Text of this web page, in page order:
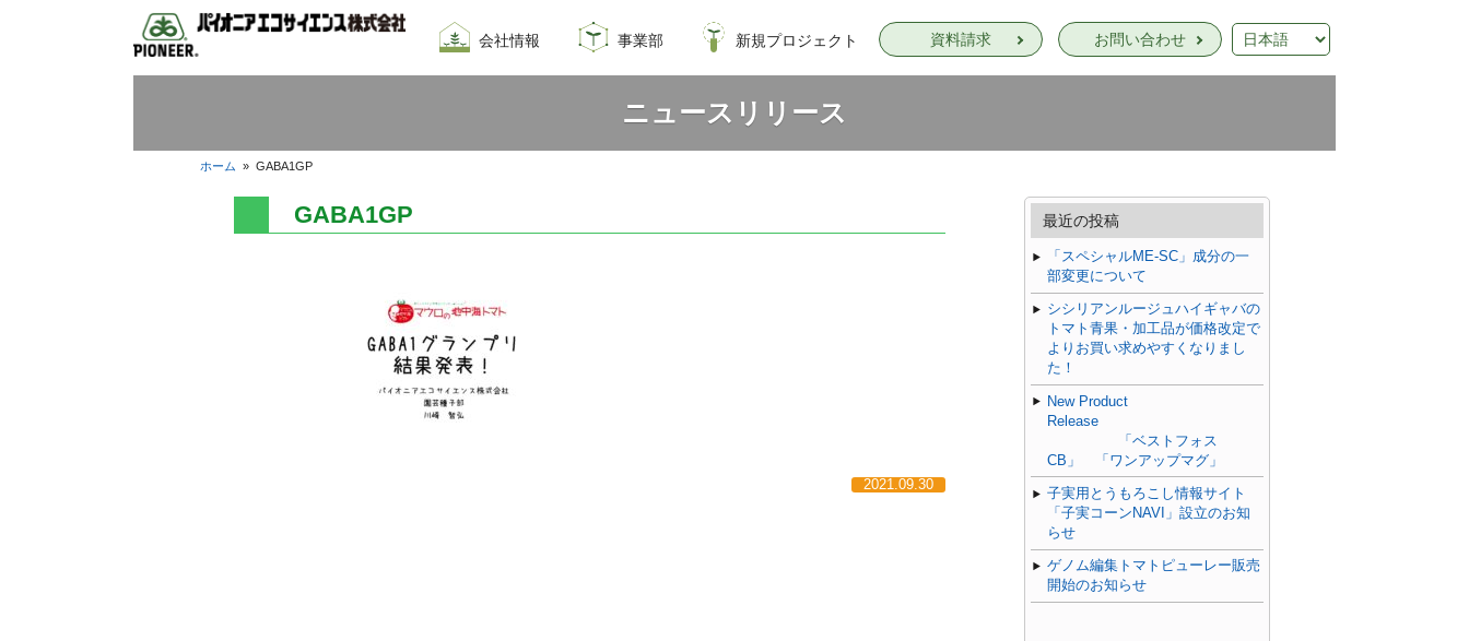
会社情報
会社概要
我々のイノベーション
採用情報
事業部
飼料・穀物種子事業部
園芸種子部
芝生事業部
新規プロジェクト
サナテックシード
青空トマト学園
公式オンラインショップ
PsEco
子実コーンNAVI
資料請求 お問い合わせ
ニュースリリース
ホーム »GABA1GP
GABA1GP
2021.09.30
最近の投稿
「スペシャルME-SC」成分の一
部変更について
シシリアンルージュハイギャバの
トマト青果・加工品が価格改定で
よりお買い求めやすくなりまし
た！
New Product
Release
「ベストフォス
CB」 「ワンアップマグ」
子実用とうもろこし情報サイト
「子実コーンNAVI」設立のお知
らせ
ゲノム編集トマトピューレー販売
開始のお知らせ